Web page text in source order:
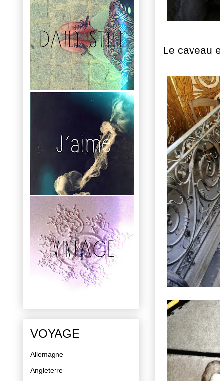
Le caveau
VOYAGE
Allemagne
Angleterre